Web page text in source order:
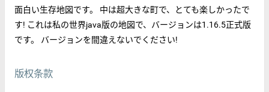
面白い生存地図です。 中は超大きな町で、とても楽しかったで
す! これは私の世界java版の地図で、バージョンは1.16.5正式版
です。 バージョンを間違えないでください!
版权条款